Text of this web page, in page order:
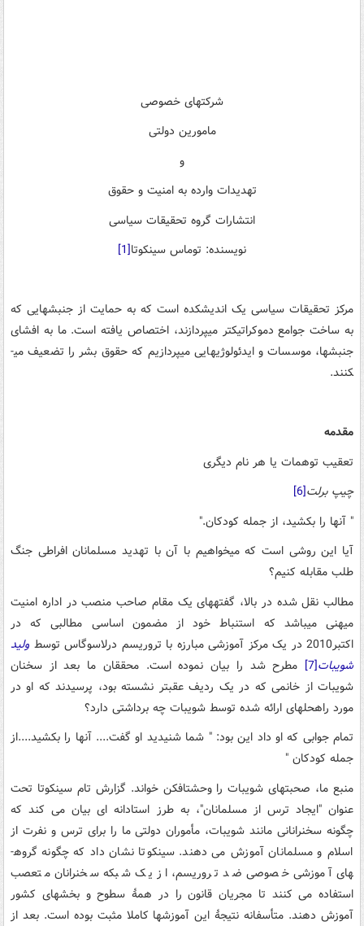
شرکت­های خصوصی
مامورین دولتی
و
تهدیدات وارده به امنیت و حقوق
انتشارات گروه تحقیقات سیاسی
نويسنده: توماس سینکوتا[1]
مركز تحقیقات سیاسی یک اندیشکده است که به حمایت از جنبش­هایی که
به ساخت جوامع دموکراتیک­تر می­پردازند، اختصاص یافته است. ما به افشای
جنبش­ها، موسسات و ایدئولوژی­هایی می­پردازیم که حقوق بشر را تضعیف می­
کنند.
مقدمه
تعقیب توهمات یا هر نام دیگری
چیپ برلت[6]
" آنها را بکشید، از جمله کودکان."
آیا این روشی است که می­خواهیم با آن با تهدید مسلمانان افراطی جنگ
طلب مقابله کنیم؟
مطالب نقل شده در بالا، گفته­های یک مقام صاحب منصب در اداره امنیت
میهنی می­باشد که استنباط خود از مضمون اساسی مطالبی که در
اکتبر2010 در یک مرکز آموزشی مبارزه با تروریسم درلاس­وگاس توسط
ولید
شویبات[7]
مطرح شد را بیان نموده است. محققان ما بعد از سخنان
شویبات از خانمی که در یک ردیف عقب­تر نشسته بود، پرسیدند که او در
مورد راه­حل­های ارائه شده توسط شویبات چه برداشتی دارد؟
تمام جوابی که او داد این بود: " شما شنیدید او گفت.... آنها را بکشید....از
جمله کودکان "
منبع ما، صحبت­های شویبات را وحشت­افکن خواند. گزارش تام سینکوتا تحت
عنوان "ایجاد ترس از مسلمانان"، به طرز استادانه ای بیان می کند که
چگونه سخنرانانی مانند شویبات، مأموران دولتی ما را برای ترس و نفرت از
اسلام و مسلمانان آموزش می دهند. سینکوتا نشان داد که چگونه گروه­
های آموزشی خصوصی ضد تروریسم، از یک شبکه سخنرانان متعصب
استفاده می کنند تا مجریان قانون را در همۀ سطوح و بخش­های کشور
آموزش دهند. متأسفانه نتیجۀ این آموزش­ها کاملا مثبت بوده است. بعد از